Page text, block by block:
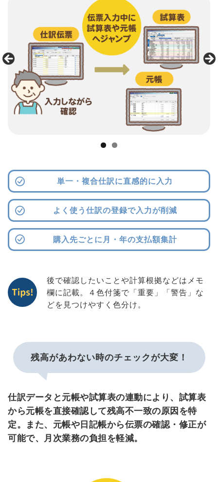
単一・複合仕訳に直感的に入力
よく使う仕訳の登録で入力が削減
購入先ごとに月・年の支払額集計
後で確認したいことや計算根拠などはメモ
欄に記載。４色付箋で「重要」「警告」な
どを見つけやすく色分け。
残高があわない時のチェックが大変！
仕訳データと元帳や試算表の連動により、試算表
から元帳を直接確認して残高不一致の原因を特
定。また、元帳や日記帳から伝票の確認・修正が
可能で、月次業務の負担を軽減。